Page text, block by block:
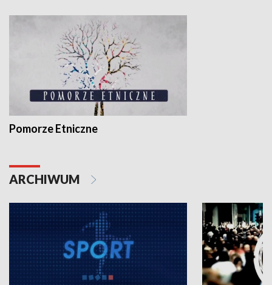
Pomorze Etniczne
ARCHIWUM